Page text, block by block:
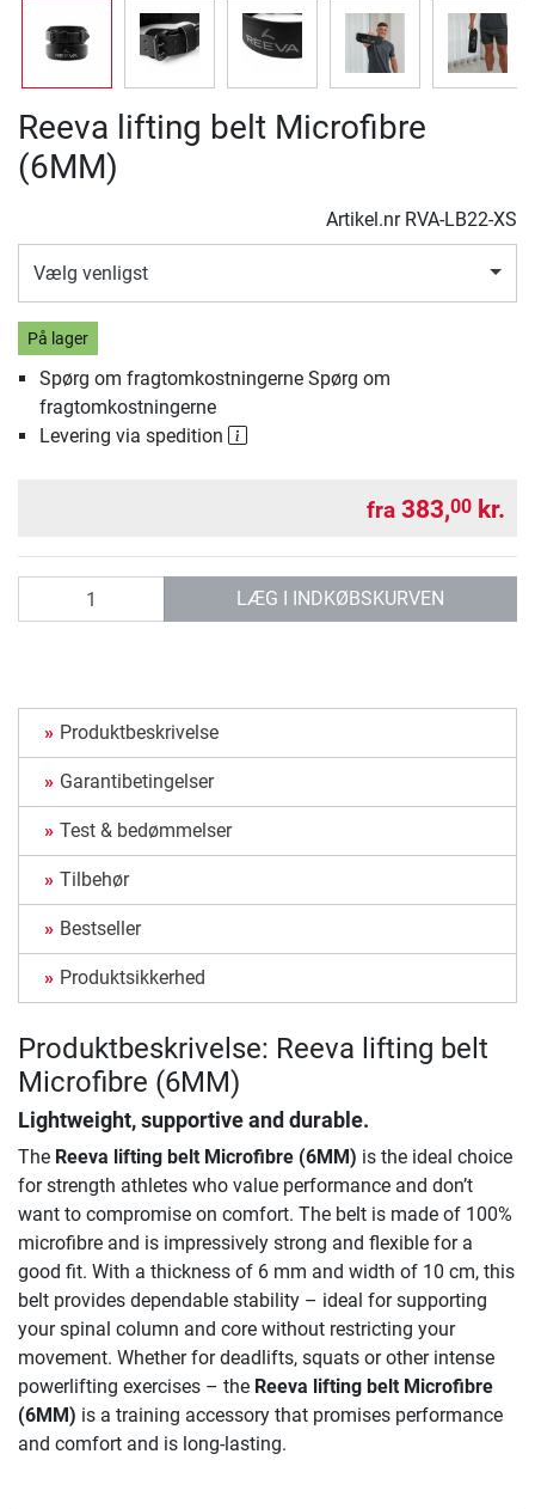
Reeva lifting belt Microfibre
(6MM)
Artikel.nr RVA-LB22-XS
Vælg venligst
På lager
Spørg om fragtomkostningerne Spørg om
fragtomkostningerne
Levering via spedition
fra 383,00 kr.
LÆG I INDKØBSKURVEN
Produktbeskrivelse
Garantibetingelser
Test & bedømmelser
Tilbehør
Bestseller
Produktsikkerhed
Produktbeskrivelse: Reeva lifting belt
Microfibre (6MM)
Lightweight, supportive and durable.
The Reeva lifting belt Microfibre (6MM) is the ideal choice
for strength athletes who value performance and don’t
want to compromise on comfort. The belt is made of 100%
microfibre and is impressively strong and flexible for a
good fit. With a thickness of 6 mm and width of 10 cm, this
belt provides dependable stability – ideal for supporting
your spinal column and core without restricting your
movement. Whether for deadlifts, squats or other intense
powerlifting exercises – the Reeva lifting belt Microfibre
(6MM) is a training accessory that promises performance
and comfort and is long-lasting.